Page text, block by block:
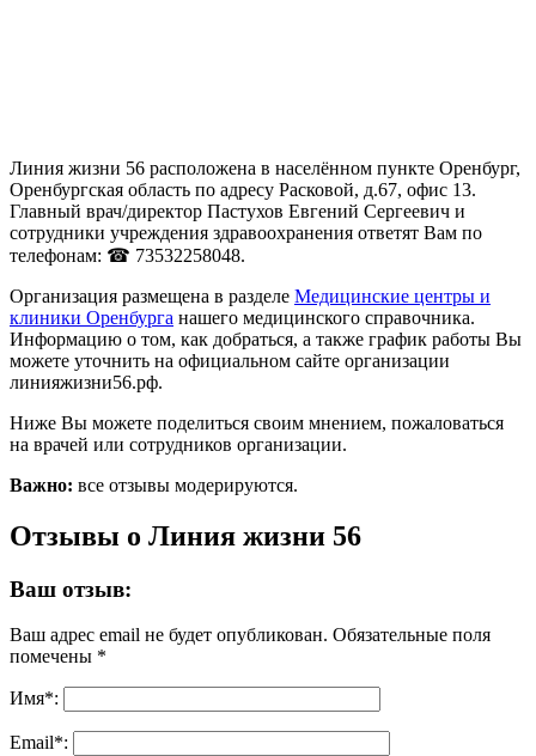
Линия жизни 56 расположена в населённом пункте Оренбург,
Оренбургская область по адресу Расковой, д.67, офис 13.
Главный врач/директор Пастухов Евгений Сергеевич и
сотрудники учреждения здравоохранения ответят Вам по
телефонам: ☎ 73532258048.
Организация размещена в разделе Медицинские центры и
клиники Оренбурга нашего медицинского справочника.
Информацию о том, как добраться, а также график работы Вы
можете уточнить на официальном сайте организации
линияжизни56.рф.
Ниже Вы можете поделиться своим мнением, пожаловаться
на врачей или сотрудников организации.
Важно: все отзывы модерируются.
Отзывы о Линия жизни 56
Ваш отзыв:
Ваш адрес email не будет опубликован. Обязательные поля
помечены *
Имя*:
Email*: